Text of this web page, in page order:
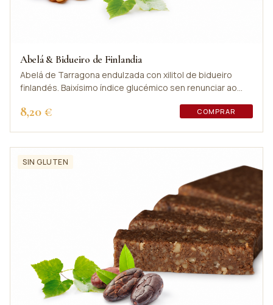
Abelá & Bidueiro de Finlandia
Abelá de Tarragona endulzada con xilitol de bidueiro
finlandés. Baixísimo índice glucémico sen renunciar ao
8,20 € COMPRAR
SIN GLUTEN